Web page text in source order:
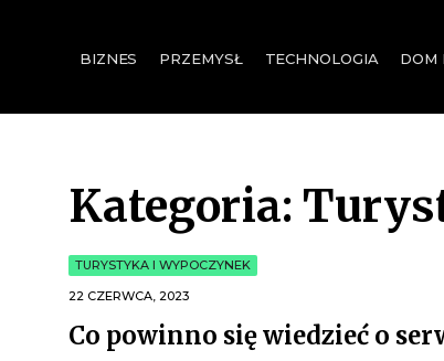
BIZNES PRZEMYSŁ TECHNOLOGIA DOM
Kategoria:
TURYSTYKA I WYPOCZYNEK
22 CZERWCA, 2023
Co powinno się wiedzieć o